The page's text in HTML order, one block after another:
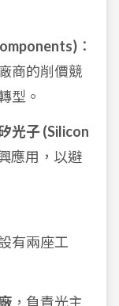
：
商的削價競
型。
光子 (Silicon
應用，以避
有兩座工
，負責光主